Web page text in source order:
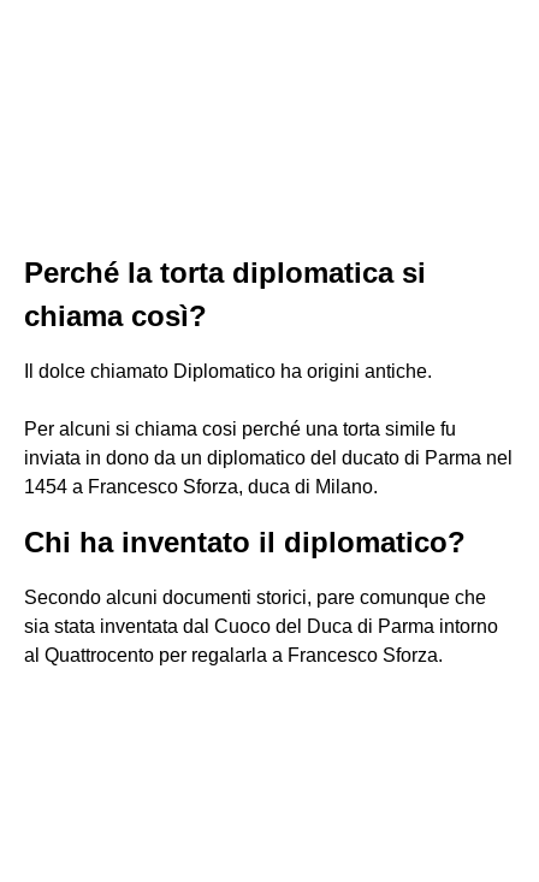
Perché la torta diplomatica si
chiama così?
Il dolce chiamato Diplomatico ha origini antiche.
Per alcuni si chiama cosi perché una torta simile fu
inviata in dono da un diplomatico del ducato di Parma nel
1454 a Francesco Sforza, duca di Milano.
Chi ha inventato il diplomatico?
Secondo alcuni documenti storici, pare comunque che
sia stata inventata dal Cuoco del Duca di Parma intorno
al Quattrocento per regalarla a Francesco Sforza.